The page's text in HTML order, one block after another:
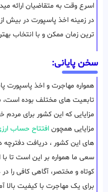
اسرع وقت به متقاضیان ارائه
ترین زمان ممکن و با انتخاب
سخن پایانی:
همواره مهاجرت و اخذ پاسپورت
تابعیت های مختلف بوده است،
مزایایی که این کشور برای مردم
مزایایی همچون افتتاح حساب
های این کشور ، دریافت
سعی ما همواره بر این است تا
کوتاه و مختصر، آگاهی کافی را
برای یک مهاجرت با کیفیت بالا